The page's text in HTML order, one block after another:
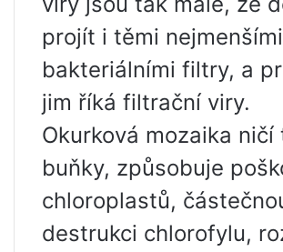
projít i těmi nejmenšími
bakteriálními filtry, a
jim říká filtrační viry.
Okurková mozaika ničí
buňky, způsobuje
chloroplastů,
destrukci chlorofylu,